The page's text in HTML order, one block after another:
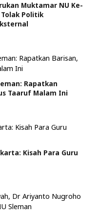
Muktamar NU Ke-
Politik
Rapatkan
Taaruf Malam Ini
Kisah Para Guru